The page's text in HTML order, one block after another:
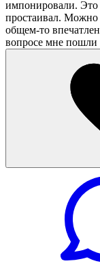
импонировали. Это
простаивал. Можно
общем-то
вопросе мне пошли